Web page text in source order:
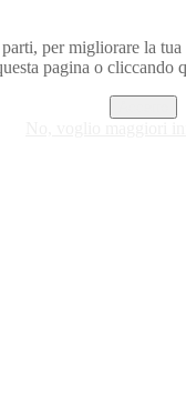
per migliorare la
pagina o cliccando